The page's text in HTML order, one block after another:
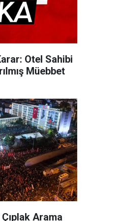
Otel Sahibi
Müebbet
Arama